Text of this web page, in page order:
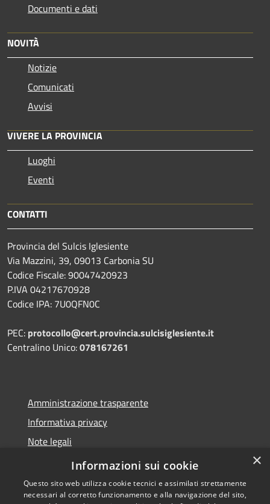
Documenti e dati
NOVITÀ
Notizie
Comunicati
Avvisi
VIVERE LA PROVINCIA
Luoghi
Eventi
CONTATTI
Provincia del Sulcis Iglesiente
Via Mazzini, 39, 09013 Carbonia SU
Codice Fiscale: 90047420923
P.IVA 04217670928
Codice IPA: 7U0QFN0C
PEC: protocollo@cert.provincia.sulcisiglesiente.it
Centralino Unico:078167261
Amministrazione trasparente
Informativa privacy
Note legali
Dichiarazione di accessibilità
×
Informazioni sui cookie
Questo sito web utilizza cookie tecnici e assimilati strettamente
necessari al corretto funzionamento e alla navigazione del sito,